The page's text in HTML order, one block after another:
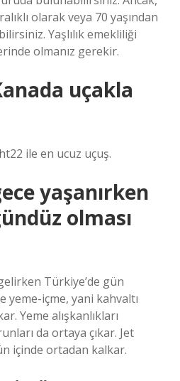
olarak veya 70 yaşından
Yaşlılık emekliliği
olmanız gerekir.
uçakla
ile en ucuz uçuş.
yaşanırken
olması
Türkiye’de gün
yeme-içme, yani kahvaltı
Yeme alışkanlıkları
da ortaya çıkar. Jet
içinde ortadan kalkar.